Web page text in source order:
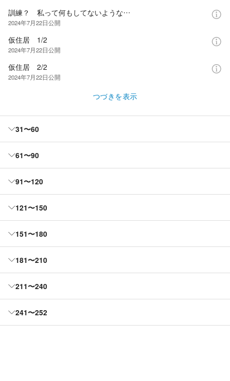
訓練？ 私って何もしてないような…
2024年7月22日公開
仮住居 1/2
2024年7月22日公開
仮住居 2/2
2024年7月22日公開
つづきを表示
31〜60
61〜90
91〜120
121〜150
151〜180
181〜210
211〜240
241〜252